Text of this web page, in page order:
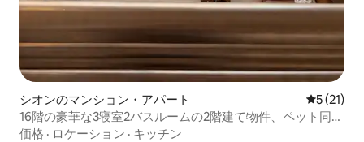
シオンのマンション・アパート レビュー
5 (21)
16階の豪華な3寝室2バスルームの2階建て物件、ペット同伴
OK
価格 · ロケーション · キッチン